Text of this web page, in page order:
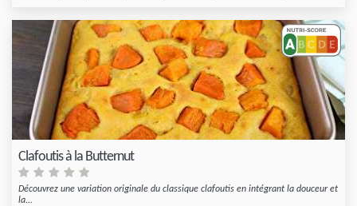
Clafoutis à la Butternut
Découvrez une variation originale du classique clafoutis en intégrant la douceur et
la...